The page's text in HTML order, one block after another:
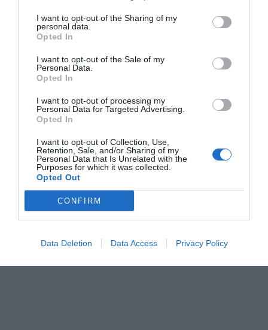
I want to opt-out of the Sharing of my
personal data.
Opted In
I want to opt-out of the Sale of my
Personal Data.
Opted In
I want to opt-out of processing my
Personal Data for Targeted Advertising.
Opted In
I want to opt-out of Collection, Use,
Retention, Sale, and/or Sharing of my
Personal Data that Is Unrelated with the
Purposes for which it was collected.
Opted Out
CONFIRM
Data Deletion Data Access Privacy Policy
Las futuras instalaciones albergarán despachos, zonas
de espera, salas de atención y reunión, salón de actos,
área de recepción y administración, archivo, aulas,
una sala multiusos, espacios para intervenciones
familiares y aseos.